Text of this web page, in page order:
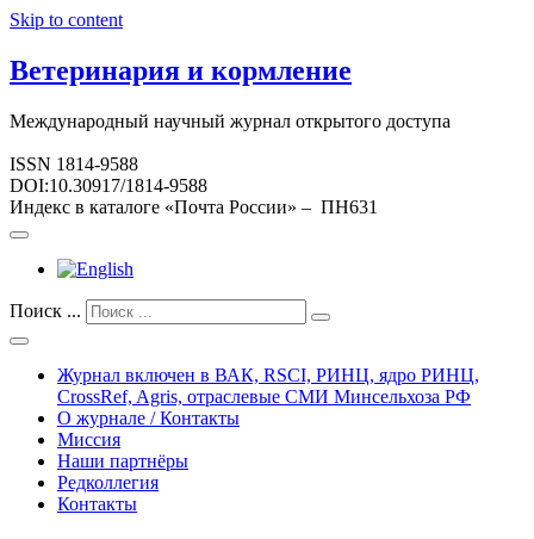
Skip to content
Ветеринария и кормление
Международный научный журнал открытого доступа
ISSN 1814-9588
DOI:10.30917/1814-9588
Индекс в каталоге «Почта России» – ПН631
Поиск ...
Журнал включен в ВАК, RSCI, РИНЦ, ядро РИНЦ,
CrossRef, Agris, отраслевые СМИ Минсельхоза РФ
О журнале / Контакты
Миссия
Наши партнёры
Редколлегия
Контакты